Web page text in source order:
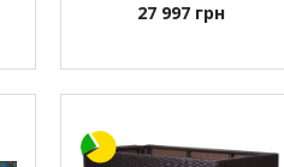
27 997 грн